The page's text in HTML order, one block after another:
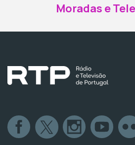
Moradas e